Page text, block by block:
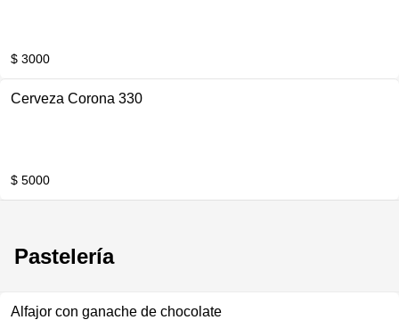
$ 3000
Cerveza Corona 330
$ 5000
Pastelería
Alfajor con ganache de chocolate